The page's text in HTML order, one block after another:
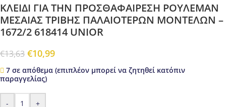
ΚΛΕΙΔΙ ΓΙΑ ΤΗΝ ΠΡΟΣΘΑΦΑΙΡΕΣΗ ΡΟΥΛΕΜΑΝ
ΜΕΣΑΙΑΣ ΤΡΙΒΗΣ ΠΑΛΑΙΟΤΕΡΩΝ ΜΟΝΤΕΛΩΝ –
1672/2 618414 UNIOR
€13,63 €10,99
7 σε απόθεμα (επιπλέον μπορεί να ζητηθεί κατόπιν
παραγγελίας)
- +